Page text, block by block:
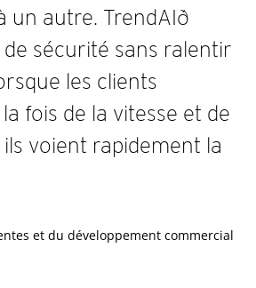
un autre. TrendAIð
sécurité sans ralentir
les clients
fois de la vitesse et de
voient rapidement la
et du développement commercial